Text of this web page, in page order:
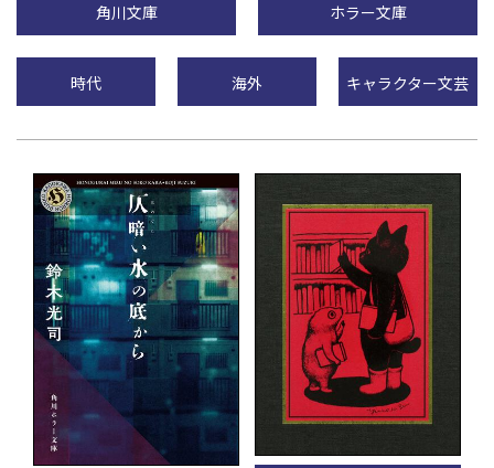
角川文庫 ホラー文庫
時代 海外 キャラクター文芸